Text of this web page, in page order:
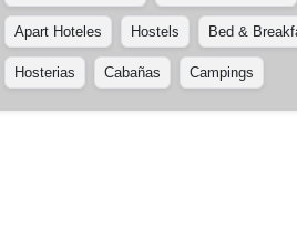
Apart Hoteles Hostels Bed &
Hosterias Cabañas Campings